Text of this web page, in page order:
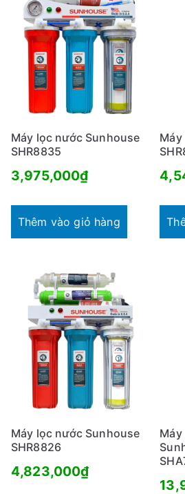
Máy lọc nước Sunhouse
SHR8835
3,975,000₫
Thêm vào giỏ hàng
Máy lọc nước Sunhouse
SHR8826
4,823,000₫
Máy